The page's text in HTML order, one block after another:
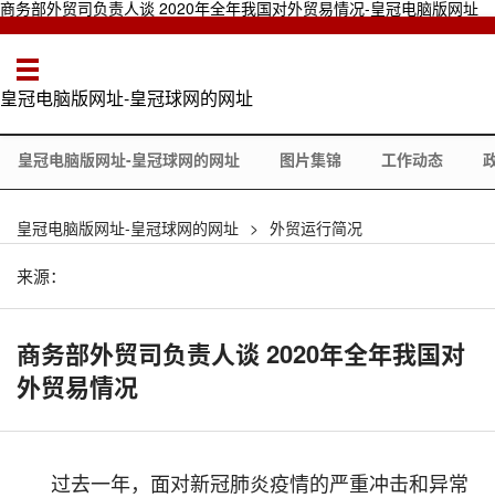
商务部外贸司负责人谈 2020年全年我国对外贸易情况-皇冠电脑版网址
皇冠电脑版网址-皇冠球网的网址
皇冠电脑版网址-皇冠球网的网址 图片集锦 工作动态
皇冠电脑版网址-皇冠球网的网址 > 外贸运行简况
来源：
商务部外贸司负责人谈 2020年全年我国对
外贸易情况
过去一年，面对新冠肺炎疫情的严重冲击和异常